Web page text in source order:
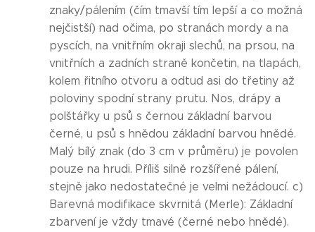
znaky/pálením (čím tmavší tím lepší a co možná
nejčistší) nad očima, po stranách mordy a na
pyscích, na vnitřním okraji slechů, na prsou, na
vnitřních a zadních straně končetin, na tlapách,
kolem řitního otvoru a odtud asi do třetiny až
poloviny spodní strany prutu. Nos, drápy a
polštářky u psů s černou základní barvou
černé, u psů s hnědou základní barvou hnědé.
Malý bílý znak (do 3 cm v průměru) je povolen
pouze na hrudi. Příliš silně rozšířené pálení,
stejně jako nedostatečné je velmi nežádoucí. c)
Barevná modifikace skvrnitá (Merle): Základní
zbarvení je vždy tmavé (černé nebo hnědé).